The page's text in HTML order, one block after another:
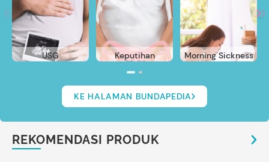
USG Keputihan Morning Sickness
KE HALAMAN BUNDAPEDIA
REKOMENDASI PRODUK